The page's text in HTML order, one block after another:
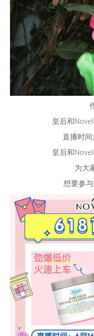
皇后和
直播时间
皇后和
为大
想要参